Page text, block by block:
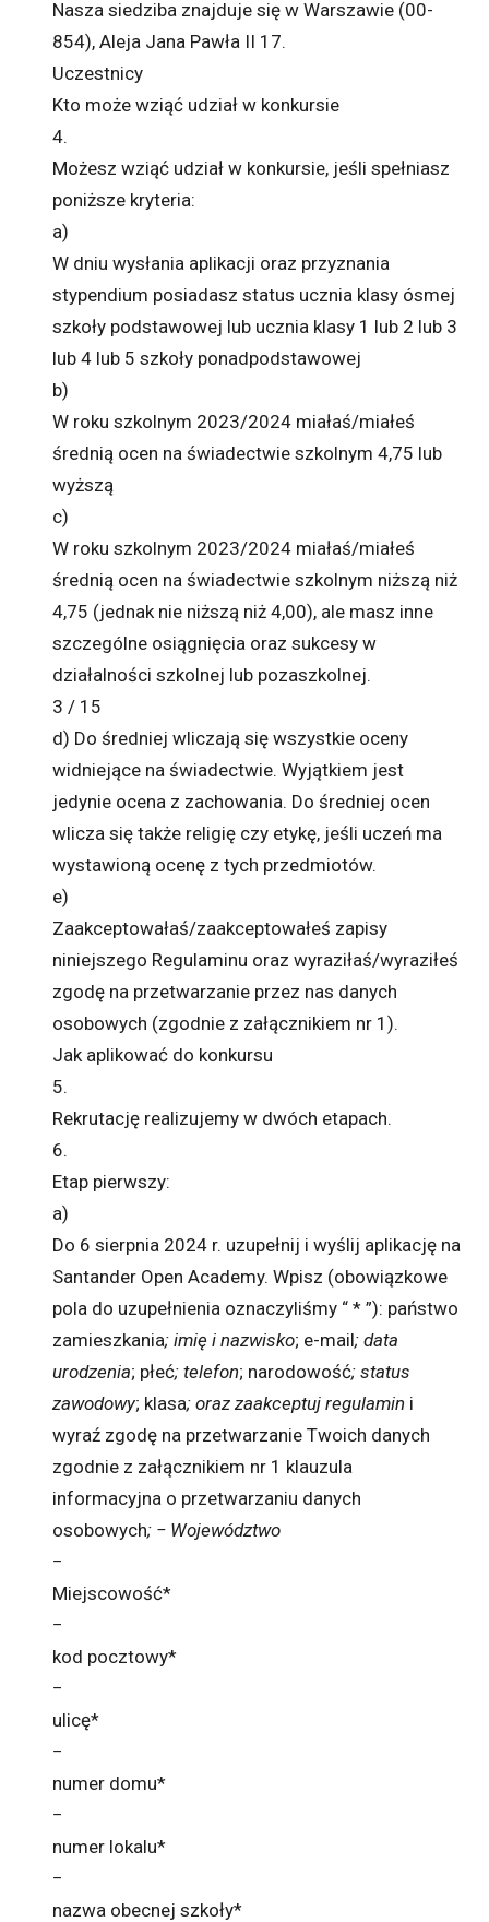
Nasza siedziba znajduje się w Warszawie (00-
854), Aleja Jana Pawła II 17.
Uczestnicy
Kto może wziąć udział w konkursie
4.
Możesz wziąć udział w konkursie, jeśli spełniasz
poniższe kryteria:
a)
W dniu wysłania aplikacji oraz przyznania
stypendium posiadasz status ucznia klasy ósmej
szkoły podstawowej lub ucznia klasy 1 lub 2 lub 3
lub 4 lub 5 szkoły ponadpodstawowej
b)
W roku szkolnym 2023/2024 miałaś/miałeś
średnią ocen na świadectwie szkolnym 4,75 lub
wyższą
c)
W roku szkolnym 2023/2024 miałaś/miałeś
średnią ocen na świadectwie szkolnym niższą niż
4,75 (jednak nie niższą niż 4,00), ale masz inne
szczególne osiągnięcia oraz sukcesy w
działalności szkolnej lub pozaszkolnej.
3 / 15
d) Do średniej wliczają się wszystkie oceny
widniejące na świadectwie. Wyjątkiem jest
jedynie ocena z zachowania. Do średniej ocen
wlicza się także religię czy etykę, jeśli uczeń ma
wystawioną ocenę z tych przedmiotów.
e)
Zaakceptowałaś/zaakceptowałeś zapisy
niniejszego Regulaminu oraz wyraziłaś/wyraziłeś
zgodę na przetwarzanie przez nas danych
osobowych (zgodnie z załącznikiem nr 1).
Jak aplikować do konkursu
5.
Rekrutację realizujemy w dwóch etapach.
6.
Etap pierwszy:
a)
Do 6 sierpnia 2024 r. uzupełnij i wyślij aplikację na
Santander Open Academy. Wpisz (obowiązkowe
pola do uzupełnienia oznaczyliśmy “ * ”): państwo
zamieszkania; imię i nazwisko; e-mail; data
urodzenia; płeć; telefon; narodowość; status
zawodowy; klasa; oraz zaakceptuj regulamin i
wyraź zgodę na przetwarzanie Twoich danych
zgodnie z załącznikiem nr 1 klauzula
informacyjna o przetwarzaniu danych
osobowych; − Województwo
−
Miejscowość*
−
kod pocztowy*
−
ulicę*
−
numer domu*
−
numer lokalu*
−
nazwa obecnej szkoły*